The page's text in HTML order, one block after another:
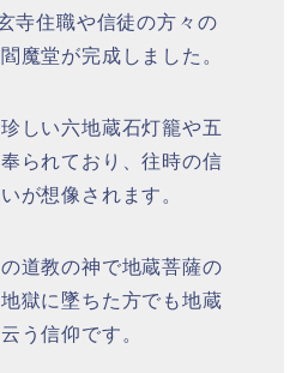
寺住職や信徒の方々の
魔堂が完成しました。
しい六地蔵石灯籠や五
られており、往時の信
が想像されます。
道教の神で地蔵菩薩の
獄に墜ちた方でも地蔵
う信仰です。